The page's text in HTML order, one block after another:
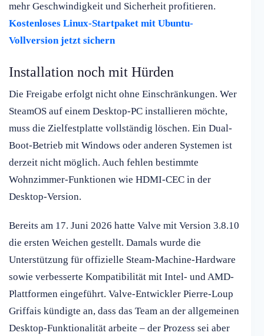
mehr Geschwindigkeit und Sicherheit profitieren.
Kostenloses Linux-Startpaket mit Ubuntu-
Vollversion jetzt sichern
Installation noch mit Hürden
Die Freigabe erfolgt nicht ohne Einschränkungen. Wer
SteamOS auf einem Desktop-PC installieren möchte,
muss die Zielfestplatte vollständig löschen. Ein Dual-
Boot-Betrieb mit Windows oder anderen Systemen ist
derzeit nicht möglich. Auch fehlen bestimmte
Wohnzimmer-Funktionen wie HDMI-CEC in der
Desktop-Version.
Bereits am 17. Juni 2026 hatte Valve mit Version 3.8.10
die ersten Weichen gestellt. Damals wurde die
Unterstützung für offizielle Steam-Machine-Hardware
sowie verbesserte Kompatibilität mit Intel- und AMD-
Plattformen eingeführt. Valve-Entwickler Pierre-Loup
Griffais kündigte an, dass das Team an der allgemeinen
Desktop-Funktionalität arbeite – der Prozess sei aber